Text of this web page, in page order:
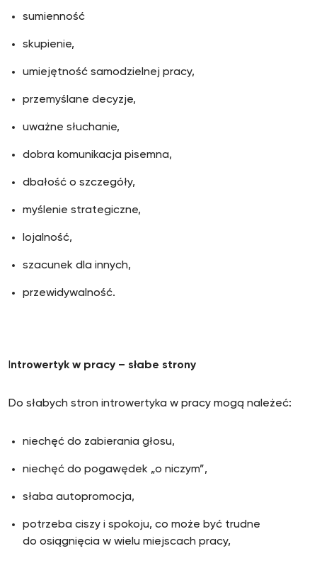
sumienność
skupienie,
umiejętność samodzielnej pracy,
przemyślane decyzje,
uważne słuchanie,
dobra komunikacja pisemna,
dbałość o szczegóły,
myślenie strategiczne,
lojalność,
szacunek dla innych,
przewidywalność.
ntrowertyk w pracy – słabe strony
Do słabych stron introwertyka w pracy mogą należeć:
niechęć do zabierania głosu,
niechęć do pogawędek „o niczym”,
słaba autopromocja,
potrzeba ciszy i spokoju, co może być trudne
do osiągnięcia w wielu miejscach pracy,